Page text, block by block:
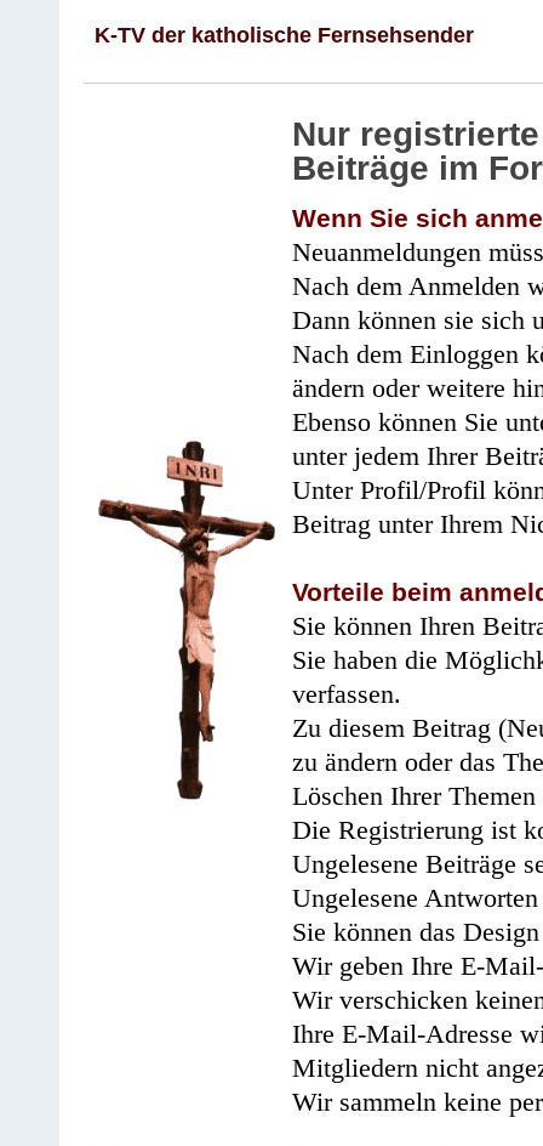
K-TV der katholische Fernsehsender
Nur
Beiträge im
Wenn Sie sich
Neuanmeldungen
Nach dem Anmelden
Dann können sie sich
Nach dem Einloggen
ändern oder weitere
Ebenso können Sie
unter jedem Ihrer
Unter Profil/Profil
Beitrag unter Ihrem
Vorteile beim
Sie können Ihren
Sie haben die
verfassen.
Zu diesem Beitrag
zu ändern oder das
Löschen Ihrer
Die Registrierung ist
Ungelesene Beiträge
Ungelesene
Sie können das
Wir geben Ihre E-
Wir verschicken
Ihre E-Mail-Adresse
Mitgliedern nicht
Wir sammeln keine